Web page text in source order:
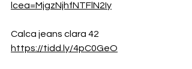
lcea=MjgzNjhfNTFlN2Iy
Calca jeans clara 42
https://tidd.ly/4pC0GeO